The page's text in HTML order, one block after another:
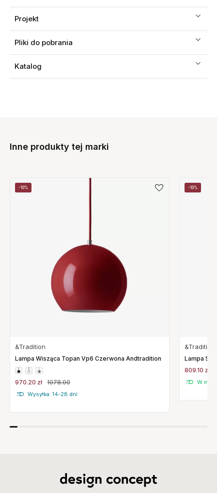
Projekt
Pliki do pobrania
Katalog
Inne produkty tej marki
-10%
&Tradition
Lampa Wisząca Topan Vp6 Czerwona Andtradition
970.20 zł 1078.00
Wysyłka: 14-28 dni
-10%
&Tradition
Lampa
809.10 zł
W